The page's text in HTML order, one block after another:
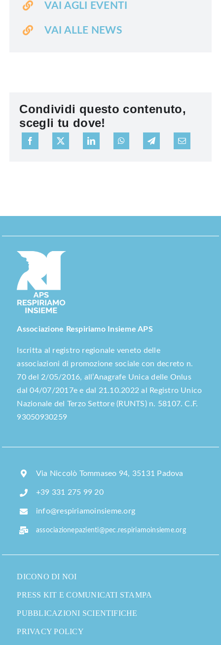
VAI AGLI EVENTI
VAI ALLE NEWS
Condividi questo contenuto,
scegli tu dove!
Associazione Respiriamo Insieme APS
Iscritta al registro regionale veneto delle
associazioni di promozione sociale con decreto n.
70 del 2/05/2016, all’Anagrafe Unica delle Onlus
dal 04/07/2017e e dal 21.10.2022 al Registro Unico
Nazionale del Terzo Settore (RUNTS) n. 58107. C.F.
93050930259
Via Niccolò Tommaseo 94, 35131 Padova
+39 331 275 99 20
info@respiriamoinsieme.org
associazionepazienti@pec.respiriamoinsieme.org
DICONO DI NOI
PRESS KIT E COMUNICATI STAMPA
PUBBLICAZIONI SCIENTIFICHE
PRIVACY POLICY